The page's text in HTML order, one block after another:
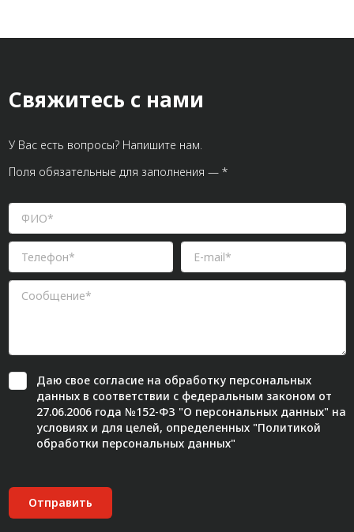
Стандартная длина,
Ширина, мм:
141
Свяжитесь с нами
У Вас есть вопросы? Напишите нам.
Поля обязательные для заполнения — *
Даю свое согласиена обработку персональных
данных в соответствии с федеральным законом от
27.06.2006 года №152-ФЗ "О персональных данных" на
условиях и для целей, определенных "Политикой
обработки персональных данных"
Отправить